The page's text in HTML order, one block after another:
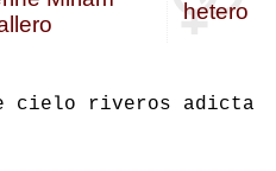
hetero
cielo riveros adicta